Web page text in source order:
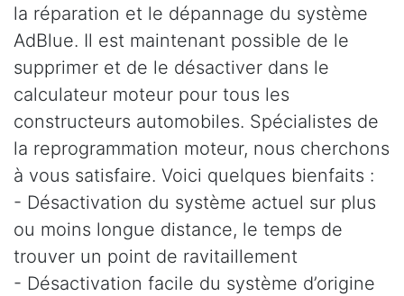
la réparation et le dépannage du système
AdBlue. Il est maintenant possible de le
supprimer et de le désactiver dans le
calculateur moteur pour tous les
constructeurs automobiles. Spécialistes de
la reprogrammation moteur, nous cherchons
à vous satisfaire. Voici quelques bienfaits :
- Désactivation du système actuel sur plus
ou moins longue distance, le temps de
trouver un point de ravitaillement
- Désactivation facile du système d’origine